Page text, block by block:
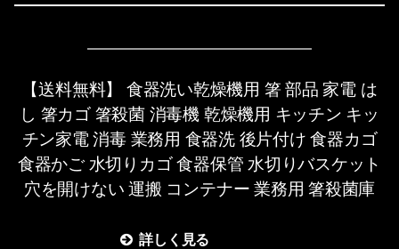
【送料無料】 食器洗い乾燥機用 箸 部品 家電 は
し 箸カゴ 箸殺菌 消毒機 乾燥機用 キッチン キッ
チン家電 消毒 業務用 食器洗 後片付け 食器カゴ
食器かご 水切りカゴ 食器保管 水切りバスケット
穴を開けない 運搬 コンテナー 業務用 箸殺菌庫
詳しく見る